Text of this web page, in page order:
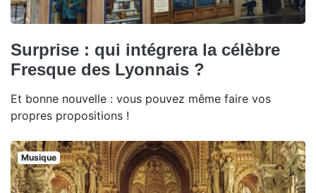
Surprise : qui intégrera la célèbre
Fresque des Lyonnais ?
Et bonne nouvelle : vous pouvez même faire vos
propres propositions !
Musique